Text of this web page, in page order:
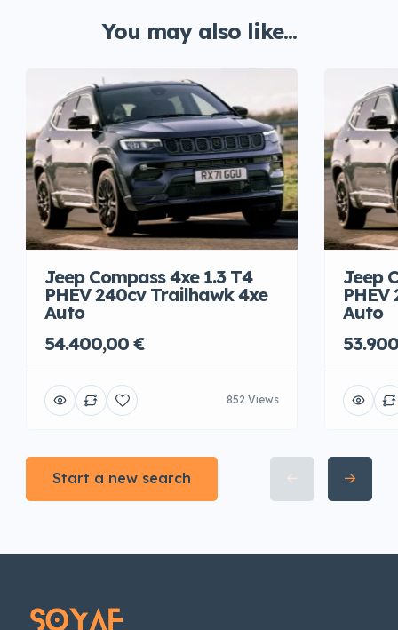
You may also like...
Jeep Compass 4xe 1.3 T4
PHEV 240cv Trailhawk 4xe
Auto
54.400,00 €
852 Views
Jeep
Auto
Start a new search